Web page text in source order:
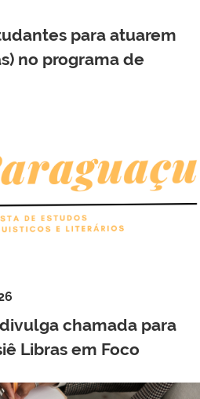
para atuarem
no programa de
chamada para
Libras em Foco